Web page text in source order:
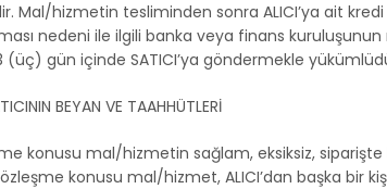
Mal/hizmetin tesliminden sonra ALICI’ya ait kredi
nedeni ile ilgili banka veya finans
gün içinde SATICI’ya göndermekle
BEYAN VE TAAHHÜTLERİ
konusu mal/hizmetin sağlam, eksiksiz,
konusu mal/hizmet, ALICI’dan başka bir